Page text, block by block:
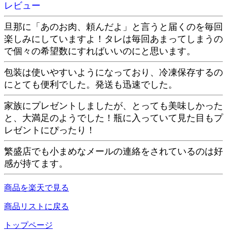
レビュー
旦那に「あのお肉、頼んだよ」と言うと届くのを毎回
楽しみにしていますよ！タレは毎回あまってしまうの
で個々の希望数にすればいいのにと思います。
包装は使いやすいようになっており、冷凍保存するの
にとても便利でした。発送も迅速でした。
家族にプレゼントしましたが、とっても美味しかった
と、大満足のようでした！瓶に入っていて見た目もプ
レゼントにぴったり！
繁盛店でも小まめなメールの連絡をされているのは好
感が持てます。
商品を楽天で見る
商品リストに戻る
トップページ